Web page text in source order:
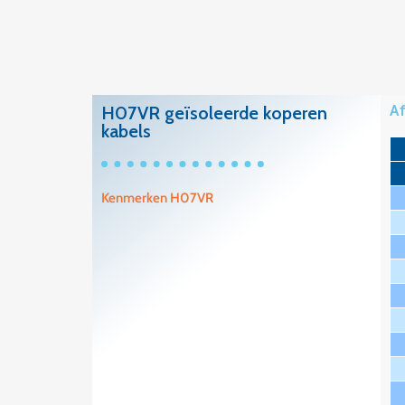
H07VR geïsoleerde koperen
kabels
Kenmerken H07VR